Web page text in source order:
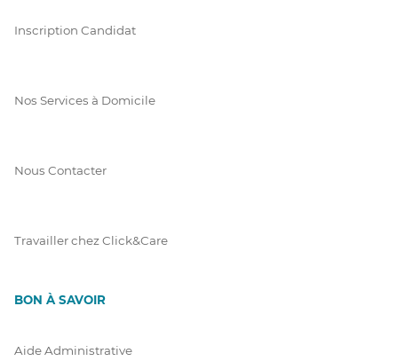
Inscription Candidat
Nos Services à Domicile
Nous Contacter
Travailler chez Click&Care
BON À SAVOIR
Aide Administrative